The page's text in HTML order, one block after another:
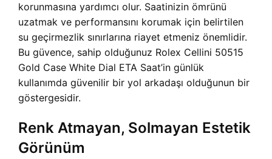
korunmasına yardımcı olur. Saatinizin ömrünü
uzatmak ve performansını korumak için belirtilen
su geçirmezlik sınırlarına riayet etmeniz önemlidir.
Bu güvence, sahip olduğunuz Rolex Cellini 50515
Gold Case White Dial ETA Saat’in günlük
kullanımda güvenilir bir yol arkadaşı olduğunun bir
göstergesidir.
Renk Atmayan, Solmayan Estetik
Görünüm